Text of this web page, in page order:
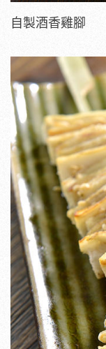
自製酒香雞腳